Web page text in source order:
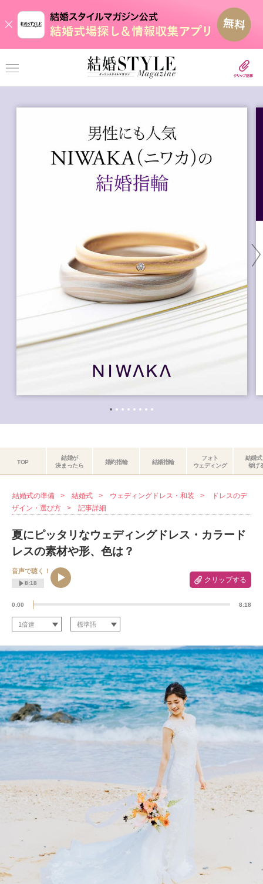
TOP
結婚が
決まったら
婚約指輪 結婚指輪
フォト
ウェディング
結婚
挙げ
結婚式の準備 結婚式 ウェディングドレス・和装
ドレスのデ
ザイン・選び方
記事詳細
夏にピッタリなウェディングドレス・カラード
レスの素材や形、色は？
クリップする
音声で聴く！
8:18
0:00 8:18